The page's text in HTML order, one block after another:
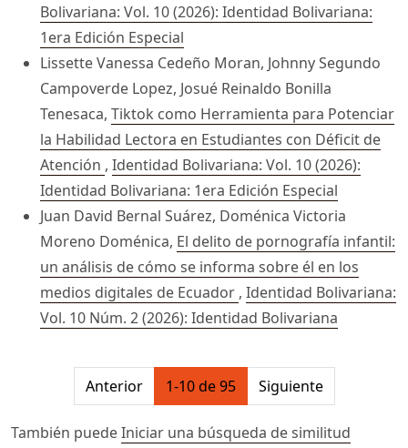
Bolivariana: Vol. 10 (2026): Identidad Bolivariana:
1era Edición Especial
Lissette Vanessa Cedeño Moran, Johnny Segundo
Campoverde Lopez, Josué Reinaldo Bonilla
Tenesaca, Tiktok como Herramienta para Potenciar
la Habilidad Lectora en Estudiantes con Déficit de
Atención , Identidad Bolivariana: Vol. 10 (2026):
Identidad Bolivariana: 1era Edición Especial
Juan David Bernal Suárez, Doménica Victoria
Moreno Doménica, El delito de pornografía infantil:
un análisis de cómo se informa sobre él en los
medios digitales de Ecuador , Identidad Bolivariana:
Vol. 10 Núm. 2 (2026): Identidad Bolivariana
##issue.pagination##
Anterior 1-10 de 95 Siguiente
También puedeIniciar una búsqueda de similitud